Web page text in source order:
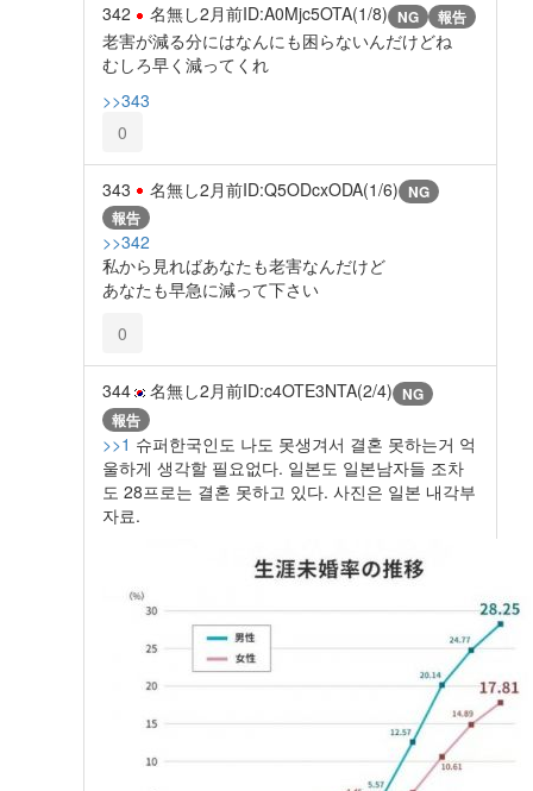
342 名無し2月前ID:A0Mjc5OTA(1/8) NG 報告
老害が減る分にはなんにも困らないんだけどね
むしろ早く減ってくれ
>>343
0
343 名無し2月前ID:Q5ODcxODA(1/6) NG
報告
>>342
私から見ればあなたも老害なんだけど
あなたも早急に減って下さい
0
344 名無し2月前ID:c4OTE3NTA(2/4) NG
報告
>>1 슈퍼한국인도 나도 못생겨서 결혼 못하는거 억
울하게 생각할 필요없다. 일본도 일본남자들 조차
도 28프로는 결혼 못하고 있다. 사진은 일본 내각부
자료.